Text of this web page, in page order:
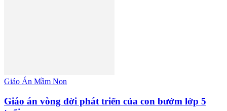
Giáo Án Mầm Non
Giáo án vòng đời phát triển của con bướm lớp 5